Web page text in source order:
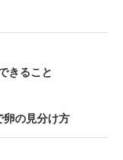
きること
卵の見分け方